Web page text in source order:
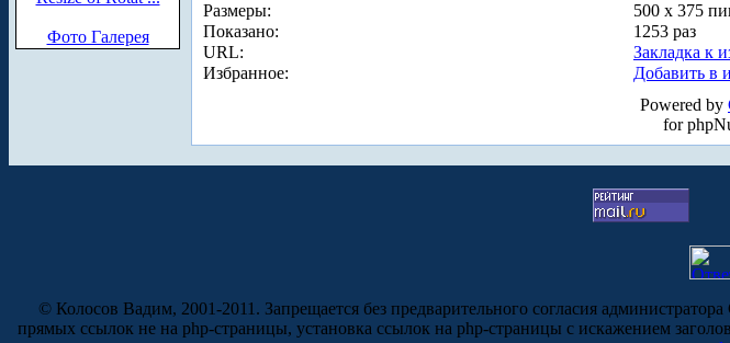
Фото Галерея
Размеры:
500 x 375
Показано:
1253 раз
URL:
Закладка к
Избранное:
Добавить в
Powered by
for
© Колосов Вадим, 2001-2011. Запрещается без предварительного согласия
прямых ссылок не на php-страницы, установка ссылок на php-страницы с искажением